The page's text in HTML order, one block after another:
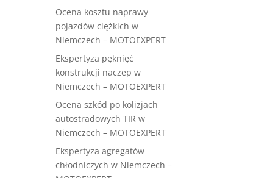
Ocena kosztu naprawy
pojazdów ciężkich w
Niemczech – MOTOEXPERT
Ekspertyza pęknięć
konstrukcji naczep w
Niemczech – MOTOEXPERT
Ocena szkód po kolizjach
autostradowych TIR w
Niemczech – MOTOEXPERT
Ekspertyza agregatów
chłodniczych w Niemczech –